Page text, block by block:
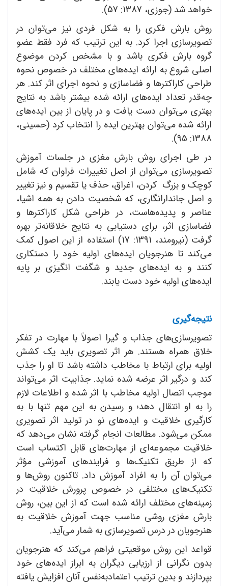
خواهد شد (جوزی، 1387: 57).
روش بارش فکری را به شکل فردی نیز می‌توان در
تصویرسازی اجرا کرد. به این ترتیب که فرد فقط عضو
گروه بارش فکری باشد و با مشخص کردن موضوع
اصلی شروع به ارائه ایده‌های مختلف در خصوص نحوه
طراحی کاراکترها و فضاسازی و نحوه اجرای اثر کند. هر
چه‌قدر تعداد ایده‌های ارائه شده بیشتر باشد به نتایج
بهتری می‌توان دست یافت و در پایان از بین ایده‌های
ارائه شده می‌توان بهترین ایده را انتخاب کرد (حسینی،
1388: 95).
در طی اجرای روش بارش مغزی در جلسات آموزش
تصویرسازی می‌توان از اصل تغییرات فراوان که شامل
کوچک و بزرگ کردن، اغراق، حذف یا تقسیم و نیز تغییر
و اصل جاندارانگاری، که شخصیت دادن به همه اشیا،
عناصر و پدیده‌هاست، در طراحی شکل کاراکترها و
فضاسازی اثر، برای دستیابی به نتایج خلاقانه‌تر بهره
گرفت (نیرومند، 1391: 17) استفاده از این اصول کمک
می‌کند تا هنرجویان ایده‌های اولیه خود را دستکاری
کنند و به ایده‌های جدید و شگفت انگیزی بر پایه
ایده‌های اولیه خود دست یابند.
نتیجه‌گیری
تصویرسازی‌های جذاب و گیرا اصولاً با مهارت در تفکر
خلاق همراه هستند. هر اثر تصویری باید یک کشش
اولیه برای ارتباط با مخاطب داشته باشد تا او را جذب
کند و درگیر اثر عرضه شده نماید. جذابیت اثر می‌تواند
موجب اتصال اولیه مخاطب با اثر شده و اطلاعات لازم
را به او انتقال دهد؛ و رسیدن به این مهم تنها با به
کارگیری خلاقیت و ایده‌های نو در تولید اثر تصویری
ممکن می‌‌شود. مطالعات انجام گرفته نشان می‌دهد که
خلاقیت مجموعه‌ای از مهارت‌های قابل اکتساب است
که از طریق تکنیک‌ها و فرایندهای آموزشی مؤثر
می‌توان آن را به افراد آموزش داد. تاکنون روش‌ها و
تکنیک‌های مختلفی در خصوص پرورش خلاقیت در
زمینه‌های مختلف ارائه شده است که از این بین، روش
بارش مغزی روشی مناسب جهت آموزش خلاقیت به
هنرجویان در درس تصویرسازی به شمار می‌آید.
قواعد این روش موقعیتی فراهم می‌کند که هنرجویان
بدون نگرانی از ارزیابی دیگران به ابراز ایده‌های خود
بپردازند و بدین ترتیب اعتمادبه‌نفس آنان افزایش یافته